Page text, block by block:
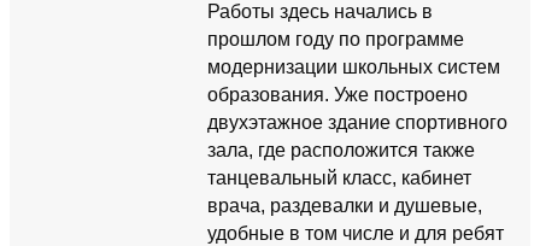
Работы здесь начались в
прошлом году по программе
модернизации школьных систем
образования. Уже построено
двухэтажное здание спортивного
зала, где расположится также
танцевальный класс, кабинет
врача, раздевалки и душевые,
удобные в том числе и для ребят